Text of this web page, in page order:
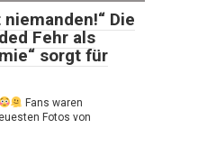
Die
Fehr als
sorgt für
Fans waren
Fotos von